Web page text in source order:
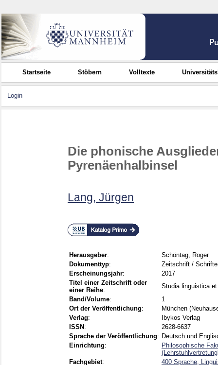
Startseite Stöbern Volltexte
Login
Die phonische
Pyrenäenhalbinsel
Lang, Jürgen
Herausgeber:
Schöntag, Roger
Dokumenttyp:
Zeitschrift /
Erscheinungsjahr:
2017
Titel einer Zeitschrift oder
einer Reihe:
Studia linguistica
Band/Volume:
1
Ort der Veröffentlichung:
München
Verlag:
Ibykos Verlag
ISSN :
2628-6637
Sprache der Veröffentlichung: Deutsch und
Einrichtung:
Philosophische
Fachgebiet:
400 Sprache,